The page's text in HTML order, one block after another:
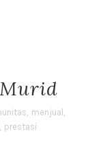
, menjual ,
, prestasi